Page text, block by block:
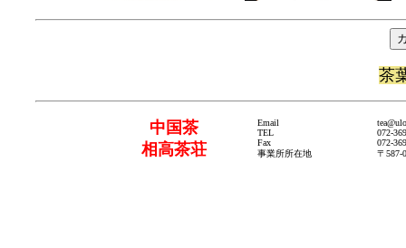
茶
中国茶
相高茶荘
Email
TEL
Fax
事業所所在地
072-
072-
〒